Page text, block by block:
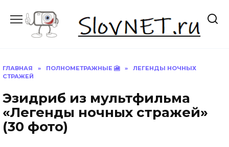
содержанию
ГЛАВНАЯ » ПОЛНОМЕТРАЖНЫЕ 🎦 »
ЛЕГЕНДЫ НОЧНЫХ
СТРАЖЕЙ
Эзидриб из мультфильма
«Легенды ночных стражей»
(30 фото)